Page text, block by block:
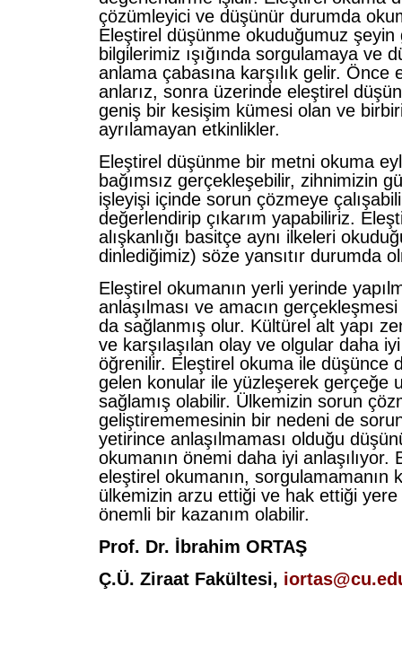
çözümleyici ve düşünür durumda
Eleştirel düşünme okuduğumuz şeyin
bilgilerimiz ışığında sorgulamaya ve
anlama çabasına karşılık gelir. Önce
anlarız, sonra üzerinde eleştirel
geniş bir kesişim kümesi olan ve
ayrılamayan etkinlikler.
Eleştirel düşünme bir metni okuma
bağımsız gerçekleşebilir, zihnimizin
işleyişi içinde sorun çözmeye
değerlendirip çıkarım yapabiliriz.
alışkanlığı basitçe aynı ilkeleri
dinlediğimiz) söze yansıtır durumda
Eleştirel okumanın yerli yerinde
anlaşılması ve amacın
da sağlanmış olur. Kültürel alt yapı
ve karşılaşılan olay ve olgular daha
öğrenilir. Eleştirel okuma ile düşünce
gelen konular ile yüzleşerek gerçeğe
sağlamış olabilir. Ülkemizin sorun
geliştirememesinin bir nedeni de
yetirince anlaşılmaması olduğu
okumanın önemi daha iyi anlaşılıyor.
eleştirel okumanın, sorgulamamanın
ülkemizin arzu ettiği ve hak ettiği yere
önemli bir kazanım olabilir.
Prof. Dr. İbrahim ORTAŞ
Ç.Ü. Ziraat Fakültesi,